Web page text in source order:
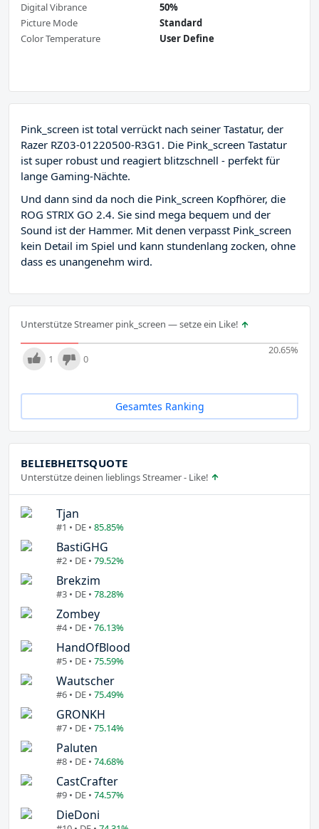
Digital Vibrance
50%
Picture Mode
Standard
Color Temperature
User Define
Pink_screen ist total verrückt nach seiner Tastatur, der
Razer RZ03-01220500-R3G1. Die Pink_screen Tastatur
ist super robust und reagiert blitzschnell - perfekt für
lange Gaming-Nächte.
Und dann sind da noch die Pink_screen Kopfhörer, die
ROG STRIX GO 2.4. Sie sind mega bequem und der
Sound ist der Hammer. Mit denen verpasst Pink_screen
kein Detail im Spiel und kann stundenlang zocken, ohne
dass es unangenehm wird.
Unterstütze Streamer pink_screen — setze ein Like!
20.65%
1 0
Gesamtes Ranking
BELIEBHEITSQUOTE
Unterstütze deinen lieblings Streamer - Like!
Tjan
#1 • DE • 85.85%
BastiGHG
#2 • DE • 79.52%
Brekzim
#3 • DE • 78.28%
Zombey
#4 • DE • 76.13%
HandOfBlood
#5 • DE • 75.59%
Wautscher
#6 • DE • 75.49%
GRONKH
#7 • DE • 75.14%
Paluten
#8 • DE • 74.68%
CastCrafter
#9 • DE • 74.57%
DieDoni